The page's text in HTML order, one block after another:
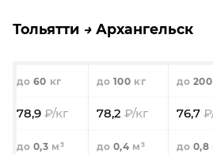
Тольятти Архангельск
60 100 200
78,9 78,2 76,7
0,3 0,4 0,8